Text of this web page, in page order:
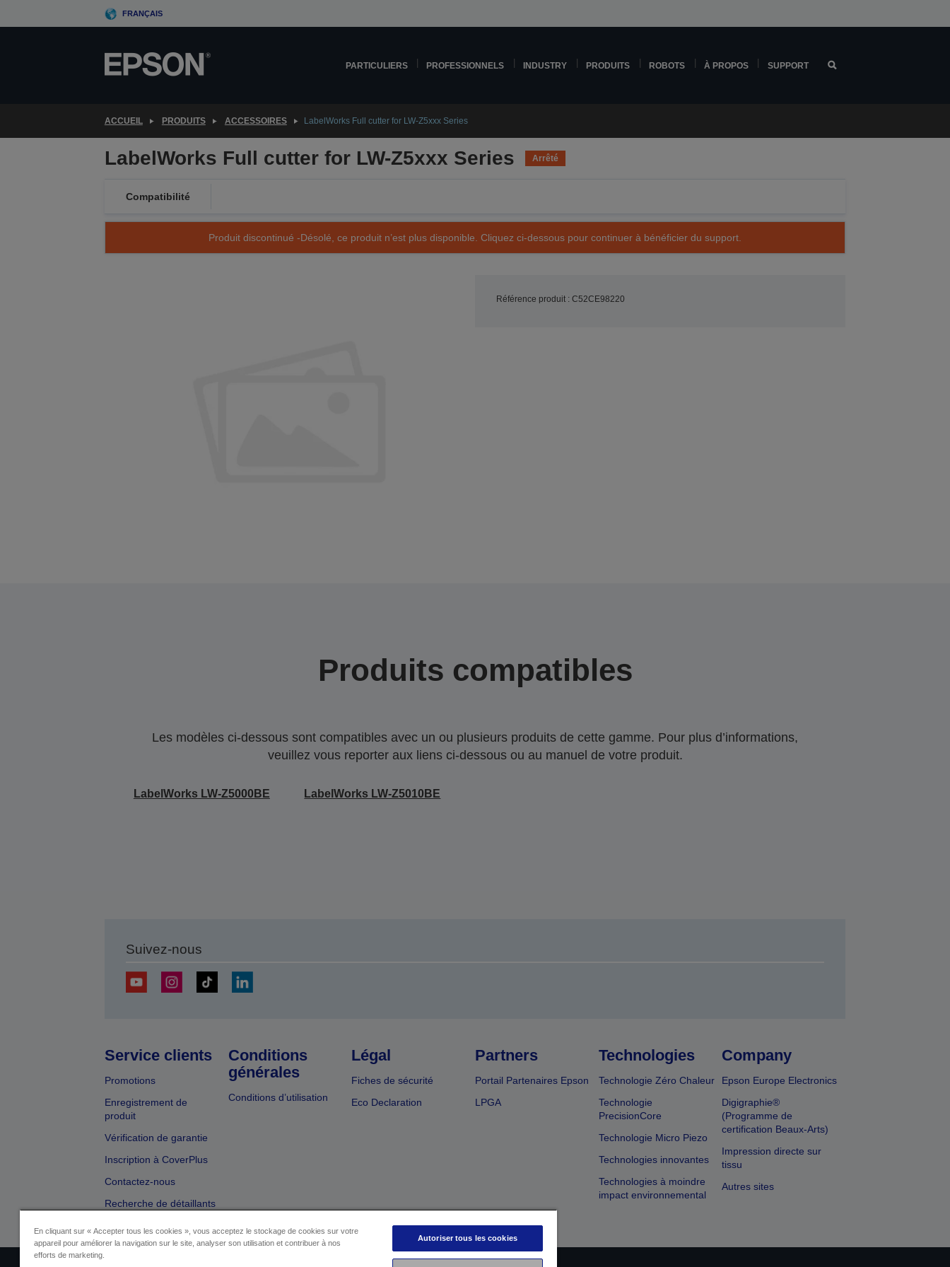
to
FRANÇAIS
PARTICULIERS PROFESSIONNELS INDUSTRY PRODUITS ROBOTS À PROPOS SUPPORT
ACCUEIL PRODUITS ACCESSOIRES LabelWorks Full cutter for LW-Z5xxx Series
LabelWorks Full cutter for LW-Z5xxx Series Arrêté
Compatibilité
Produit discontinué -Désolé, ce produit n’est plus disponible. Cliquez ci-dessous pour continuer à bénéficier du support.
Référence produit : C52CE98220
Produits compatibles
Les modèles ci-dessous sont compatibles avec un ou plusieurs produits de cette gamme. Pour plus d’informations,
veuillez vous reporter aux liens ci-dessous ou au manuel de votre produit.
LabelWorks LW-Z5000BE LabelWorks LW-Z5010BE
Suivez-nous
Service clients
Promotions
Enregistrement de
produit
Vérification de garantie
Inscription à CoverPlus
Contactez-nous
Recherche de détaillants
Conditions
générales
Conditions d’utilisation
Légal
Fiches de sécurité
Eco Declaration
Partners
Portail Partenaires Epson
LPGA
Technologies
Technologie Zéro Chaleur
Technologie
PrecisionCore
Technologie Micro Piezo
Technologies innovantes
Technologies à moindre
impact environnemental
Company
Epson Europe Electronics
Digigraphie®
(Programme de
certification Beaux-Arts)
Impression directe sur
tissu
Autres sites
En cliquant sur « Accepter tous les cookies », vous acceptez le stockage de cookies sur votre
appareil pour améliorer la navigation sur le site, analyser son utilisation et contribuer à nos
efforts de marketing.
Autoriser tous les cookies